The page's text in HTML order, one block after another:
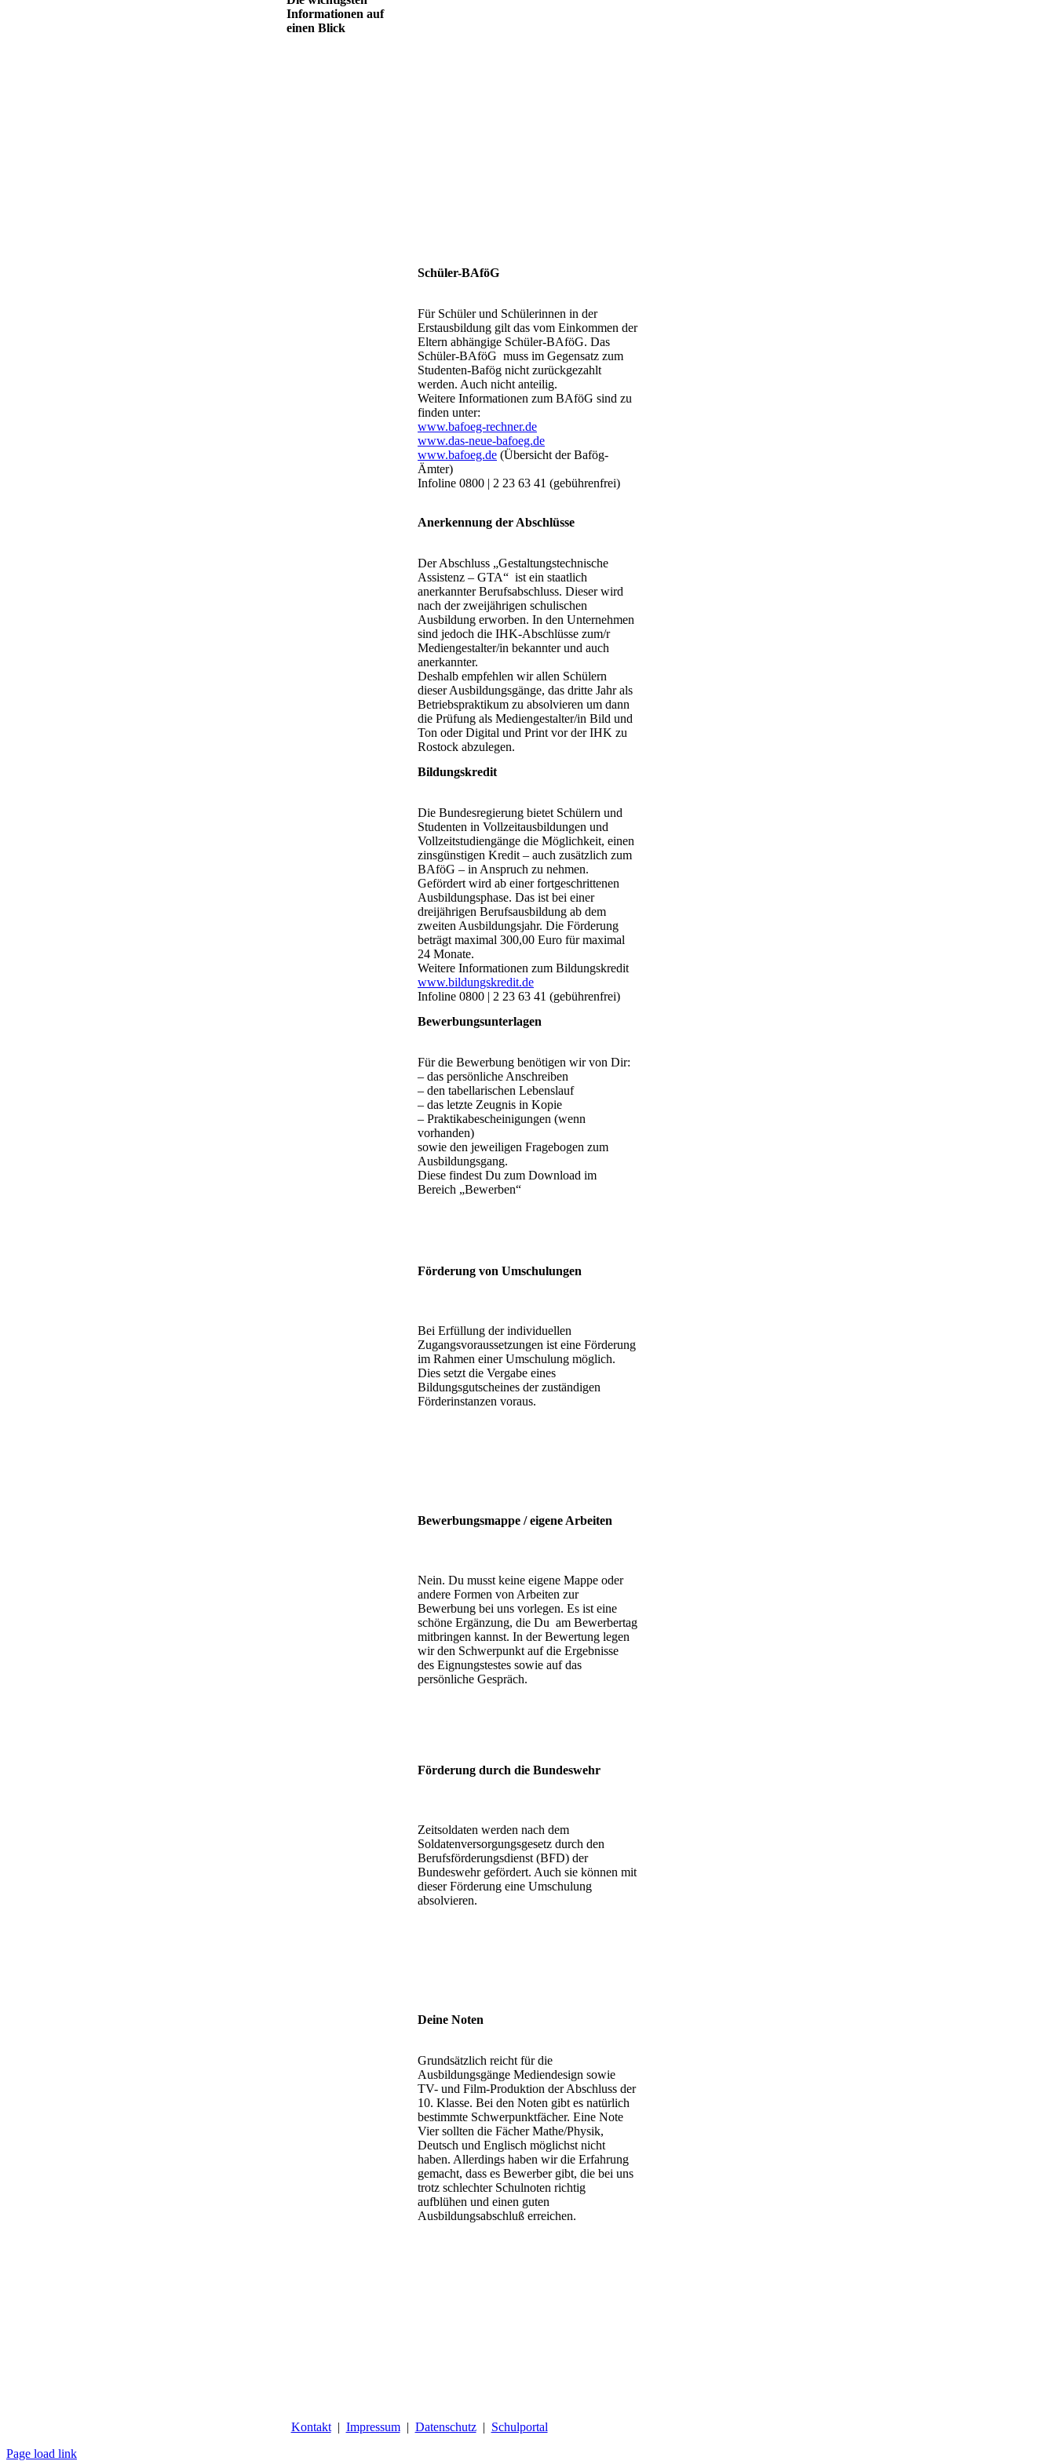
Informationen auf
einen Blick
Schüler-BAföG
Für Schüler und Schülerinnen in der
Erstausbildung gilt das vom Einkommen der
Eltern abhängige Schüler-BAföG. Das
Schüler-BAföG muss im Gegensatz zum
Studenten-Bafög nicht zurückgezahlt
werden. Auch nicht anteilig.
Weitere Informationen zum BAföG sind zu
finden unter:
www.bafoeg-rechner.de
www.das-neue-bafoeg.de
www.bafoeg.de (Übersicht der Bafög-
Ämter)
Infoline 0800 | 2 23 63 41 (gebührenfrei)
Anerkennung der Abschlüsse
Der Abschluss „Gestaltungstechnische
Assistenz – GTA“ ist ein staatlich
anerkannter Berufsabschluss. Dieser wird
nach der zweijährigen schulischen
Ausbildung erworben. In den Unternehmen
sind jedoch die IHK-Abschlüsse zum/r
Mediengestalter/in bekannter und auch
anerkannter.
Deshalb empfehlen wir allen Schülern
dieser Ausbildungsgänge, das dritte Jahr als
Betriebspraktikum zu absolvieren um dann
die Prüfung als Mediengestalter/in Bild und
Ton oder Digital und Print vor der IHK zu
Rostock abzulegen.
Bildungskredit
Die Bundesregierung bietet Schülern und
Studenten in Vollzeitausbildungen und
Vollzeitstudiengänge die Möglichkeit, einen
zinsgünstigen Kredit – auch zusätzlich zum
BAföG – in Anspruch zu nehmen.
Gefördert wird ab einer fortgeschrittenen
Ausbildungsphase. Das ist bei einer
dreijährigen Berufsausbildung ab dem
zweiten Ausbildungsjahr. Die Förderung
beträgt maximal 300,00 Euro für maximal
24 Monate.
Weitere Informationen zum Bildungskredit
www.bildungskredit.de
Infoline 0800 | 2 23 63 41 (gebührenfrei)
Bewerbungsunterlagen
Für die Bewerbung benötigen wir von Dir:
– das persönliche Anschreiben
– den tabellarischen Lebenslauf
– das letzte Zeugnis in Kopie
– Praktikabescheinigungen (wenn
vorhanden)
sowie den jeweiligen Fragebogen zum
Ausbildungsgang.
Diese findest Du zum Download im
Bereich „Bewerben“
Förderung von Umschulungen
Bei Erfüllung der individuellen
Zugangsvoraussetzungen ist eine Förderung
im Rahmen einer Umschulung möglich.
Dies setzt die Vergabe eines
Bildungsgutscheines der zuständigen
Förderinstanzen voraus.
Bewerbungsmappe / eigene Arbeiten
Nein. Du musst keine eigene Mappe oder
andere Formen von Arbeiten zur
Bewerbung bei uns vorlegen. Es ist eine
schöne Ergänzung, die Du am Bewerbertag
mitbringen kannst. In der Bewertung legen
wir den Schwerpunkt auf die Ergebnisse
des Eignungstestes sowie auf das
persönliche Gespräch.
Förderung durch die Bundeswehr
Zeitsoldaten werden nach dem
Soldatenversorgungsgesetz durch den
Berufsförderungsdienst (BFD) der
Bundeswehr gefördert. Auch sie können mit
dieser Förderung eine Umschulung
absolvieren.
Deine Noten
Grundsätzlich reicht für die
Ausbildungsgänge Mediendesign sowie
TV- und Film-Produktion der Abschluss der
10. Klasse. Bei den Noten gibt es natürlich
bestimmte Schwerpunktfächer. Eine Note
Vier sollten die Fächer Mathe/Physik,
Deutsch und Englisch möglichst nicht
haben. Allerdings haben wir die Erfahrung
gemacht, dass es Bewerber gibt, die bei uns
trotz schlechter Schulnoten richtig
aufblühen und einen guten
Ausbildungsabschluß erreichen.
Kontakt| Impressum| Datenschutz| Schulportal
Page load link